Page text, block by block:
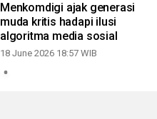
Menkomdigi ajak generasi
muda kritis hadapi ilusi
algoritma media sosial
18 June 2026 18:57 WIB